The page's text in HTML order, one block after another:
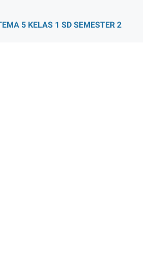
5 KELAS 1 SD SEMESTER 2